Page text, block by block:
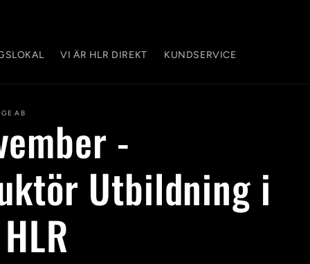
VI ÄR HLR DIREKT KUNDSERVICE
AB
-
Utbildning i